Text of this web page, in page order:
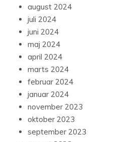
august 2024
juli 2024
juni 2024
maj 2024
april 2024
marts 2024
februar 2024
januar 2024
november 2023
oktober 2023
september 2023